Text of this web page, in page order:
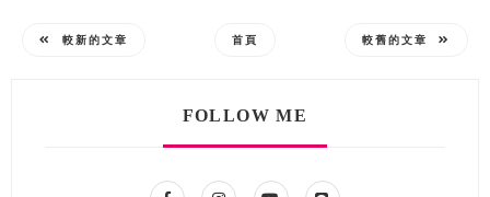
較新的文章 首頁 較舊的文章
FOLLOW ME